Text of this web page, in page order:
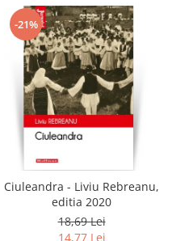
-21%
Ciuleandra - Liviu Rebreanu,
editia 2020
18,69 Lei
14,77 Lei